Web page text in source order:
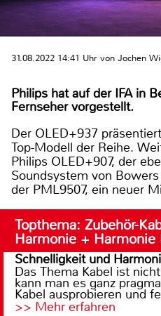
31.08.2022 14:41 Uhr von Jochen
Philips hat auf der IFA in
Fernseher vorgestellt.
Der OLED+937
Top-Modell der Reihe.
Philips OLED+907, der
Soundsystem von
der PML9507, ein neuer
Topthema: Zubehör-
Harmonie + Harmonie
Schnelligkeit und
Das Thema Kabel ist
kann man es ganz
Kabel ausprobieren und
>> Mehr erfahren